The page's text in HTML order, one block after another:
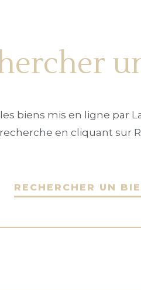
biens mis en ligne par
en cliquant sur
RECHERCHER UN